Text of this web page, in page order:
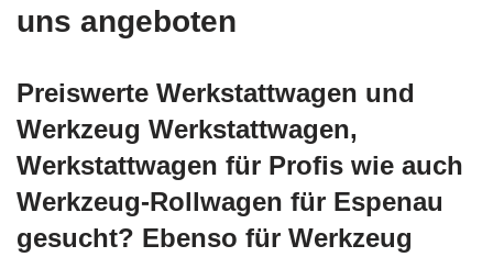
uns angeboten
Preiswerte Werkstattwagen und
Werkzeug Werkstattwagen,
Werkstattwagen für Profis wie auch
Werkzeug-Rollwagen für Espenau
gesucht? Ebenso für Werkzeug